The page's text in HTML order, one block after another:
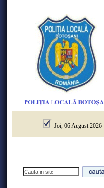
Joi, 06 August 2026